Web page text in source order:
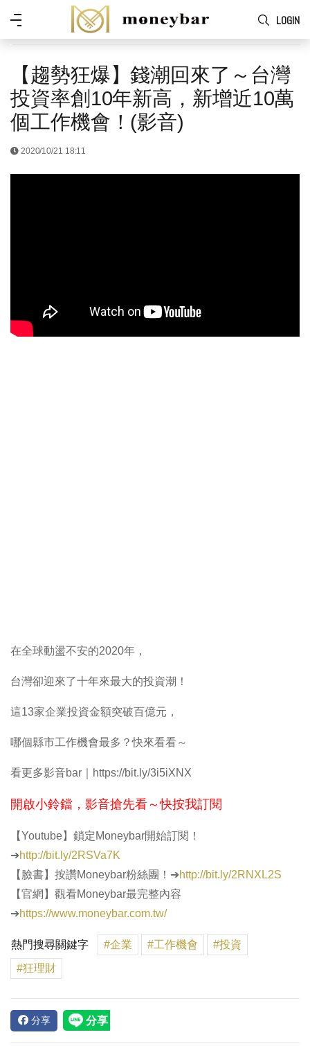
Skip to main content
LOGIN
功
【趨勢狂爆】錢潮回來了～台灣
投資率創10年新高，新增近10萬
個工作機會！(影音)
2020/10/21 18:11
在全球動盪不安的2020年，
台灣卻迎來了十年來最大的投資潮！
這13家企業投資金額突破百億元，
哪個縣市工作機會最多？快來看看～
看更多影音bar｜https://bit.ly/3i5iXNX
開啟小鈴鐺，影音搶先看～快按我訂閱​
【Youtube】鎖定Moneybar開始訂閱！
➔http://bit.ly/2RSVa7K
【臉書】按讚Moneybar粉絲團！➔http://bit.ly/2RNXL2S
【官網】觀看Moneybar最完整內容
➔https://www.moneybar.com.tw/
熱門搜尋關鍵字 #企業 #工作機會
#投資
#狂理財
分享